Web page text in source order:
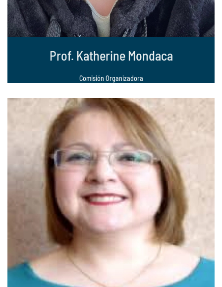
Prof. Katherine Mondaca
Comisión Organizadora